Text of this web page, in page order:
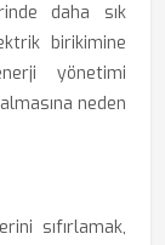
daha sık
birikimine
yönetimi
neden
sıfırlamak,